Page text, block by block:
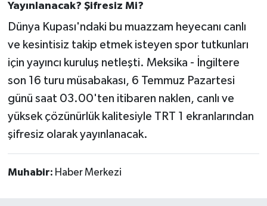
Yayınlanacak? Şifresiz Mi?
Dünya Kupası'ndaki bu muazzam heyecanı canlı
ve kesintisiz takip etmek isteyen spor tutkunları
için yayıncı kuruluş netleşti. Meksika - İngiltere
son 16 turu müsabakası, 6 Temmuz Pazartesi
günü saat 03.00'ten itibaren naklen, canlı ve
yüksek çözünürlük kalitesiyle TRT 1 ekranlarından
şifresiz olarak yayınlanacak.
Muhabir: Haber Merkezi
SÜRMANŞET
Susurluk
TEKNOLOJİ
Trend